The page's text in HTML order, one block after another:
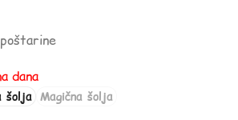
dana
šolja Magična šolja